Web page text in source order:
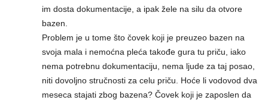
im dosta dokumentacije, a ipak žele na silu da otvore
bazen.
Problem je u tome što čovek koji je preuzeo bazen na
svoja mala i nemoćna pleća takođe gura tu priču, iako
nema potrebnu dokumentaciju, nema ljude za taj posao,
niti dovoljno stručnosti za celu priču. Hoće li vodovod dva
meseca stajati zbog bazena? Čovek koji je zaposlen da